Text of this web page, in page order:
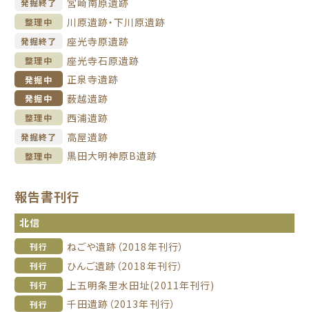
発掘終了 宮崎南原遺跡
整理中 川原遺跡・下川原遺跡
発掘終了 座光寺原遺跡
整理中 座光寺石原遺跡
発掘中 正泉寺遺跡
発掘中 薮越遺跡
整理中 西浦遺跡
発掘終了 高屋遺跡
整理中 黒田大明神原B遺跡
報告書刊行
北信
刊行 ねごや遺跡（2018年刊行）
刊行 ひんご遺跡（2018年刊行）
刊行 上五明条里水田址(2011年刊行)
刊行 千田遺跡（2013年刊行）